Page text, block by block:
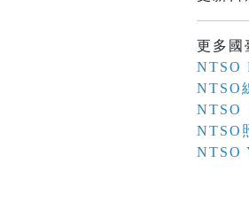
更多國
NTSO
NTSO
NTSO
NTSO
NTSO